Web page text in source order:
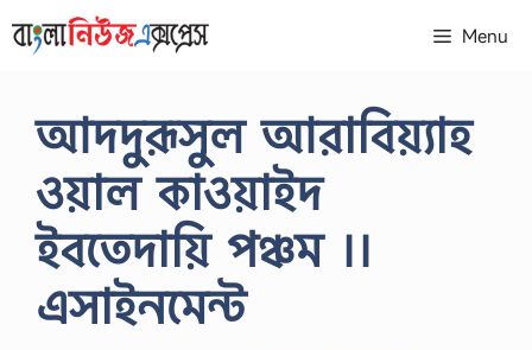
to
Menu
আদদুরূসুল আরাবিয়্যাহ
ওয়াল কাওয়াইদ
ইবতেদায়ি পঞ্চম ।।
এসাইনমেন্ট